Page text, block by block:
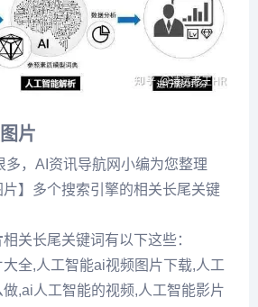
片
多，AI资讯导航网小编为您整理
片】多个搜索引擎的相关长尾关键
相关长尾关键词有以下这些：
全,人工智能ai视频图片下载,人工
,ai人工智能的视频,人工智能影片